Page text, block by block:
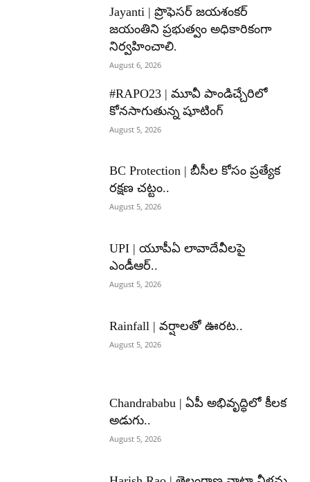
Jayanti | ప్రొఫెసర్ జయశంకర్
జయంతిని ప్రభుత్వం అధికారికంగా
నిర్వహించాలి.
August 6, 2026
#RAPO23 | మూవీ పాండిచ్చేరిలో
కోనసాగుతున్న షూటింగ్
August 5, 2026
BC Protection | బీసీల కోసం ప్రత్యేక
రక్షణ చట్టం..
August 5, 2026
UPI | యూపీఏ లావాదేవీలపై
ఎండీఆర్..
August 5, 2026
Rainfall | వర్షాలతో ఊరట..
August 5, 2026
Chandrababu | ఏపీ అభివృద్ధిలో కీలక
అడుగు..
August 5, 2026